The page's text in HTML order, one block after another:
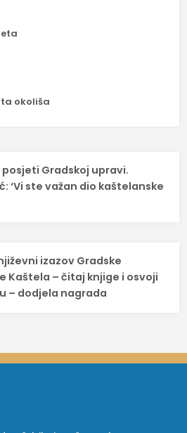
okoliša
posjeti Gradskoj upravi.
‘Vi ste važan dio kaštelanske
izazov Gradske
Kaštela – čitaj knjige i osvoji
– dodjela nagrada